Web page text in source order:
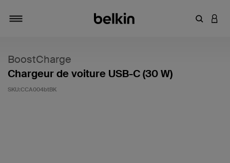
Saisir
BoostCharge
Chargeur de voiture USB-C (30 W)
SKU:CCA004btBK